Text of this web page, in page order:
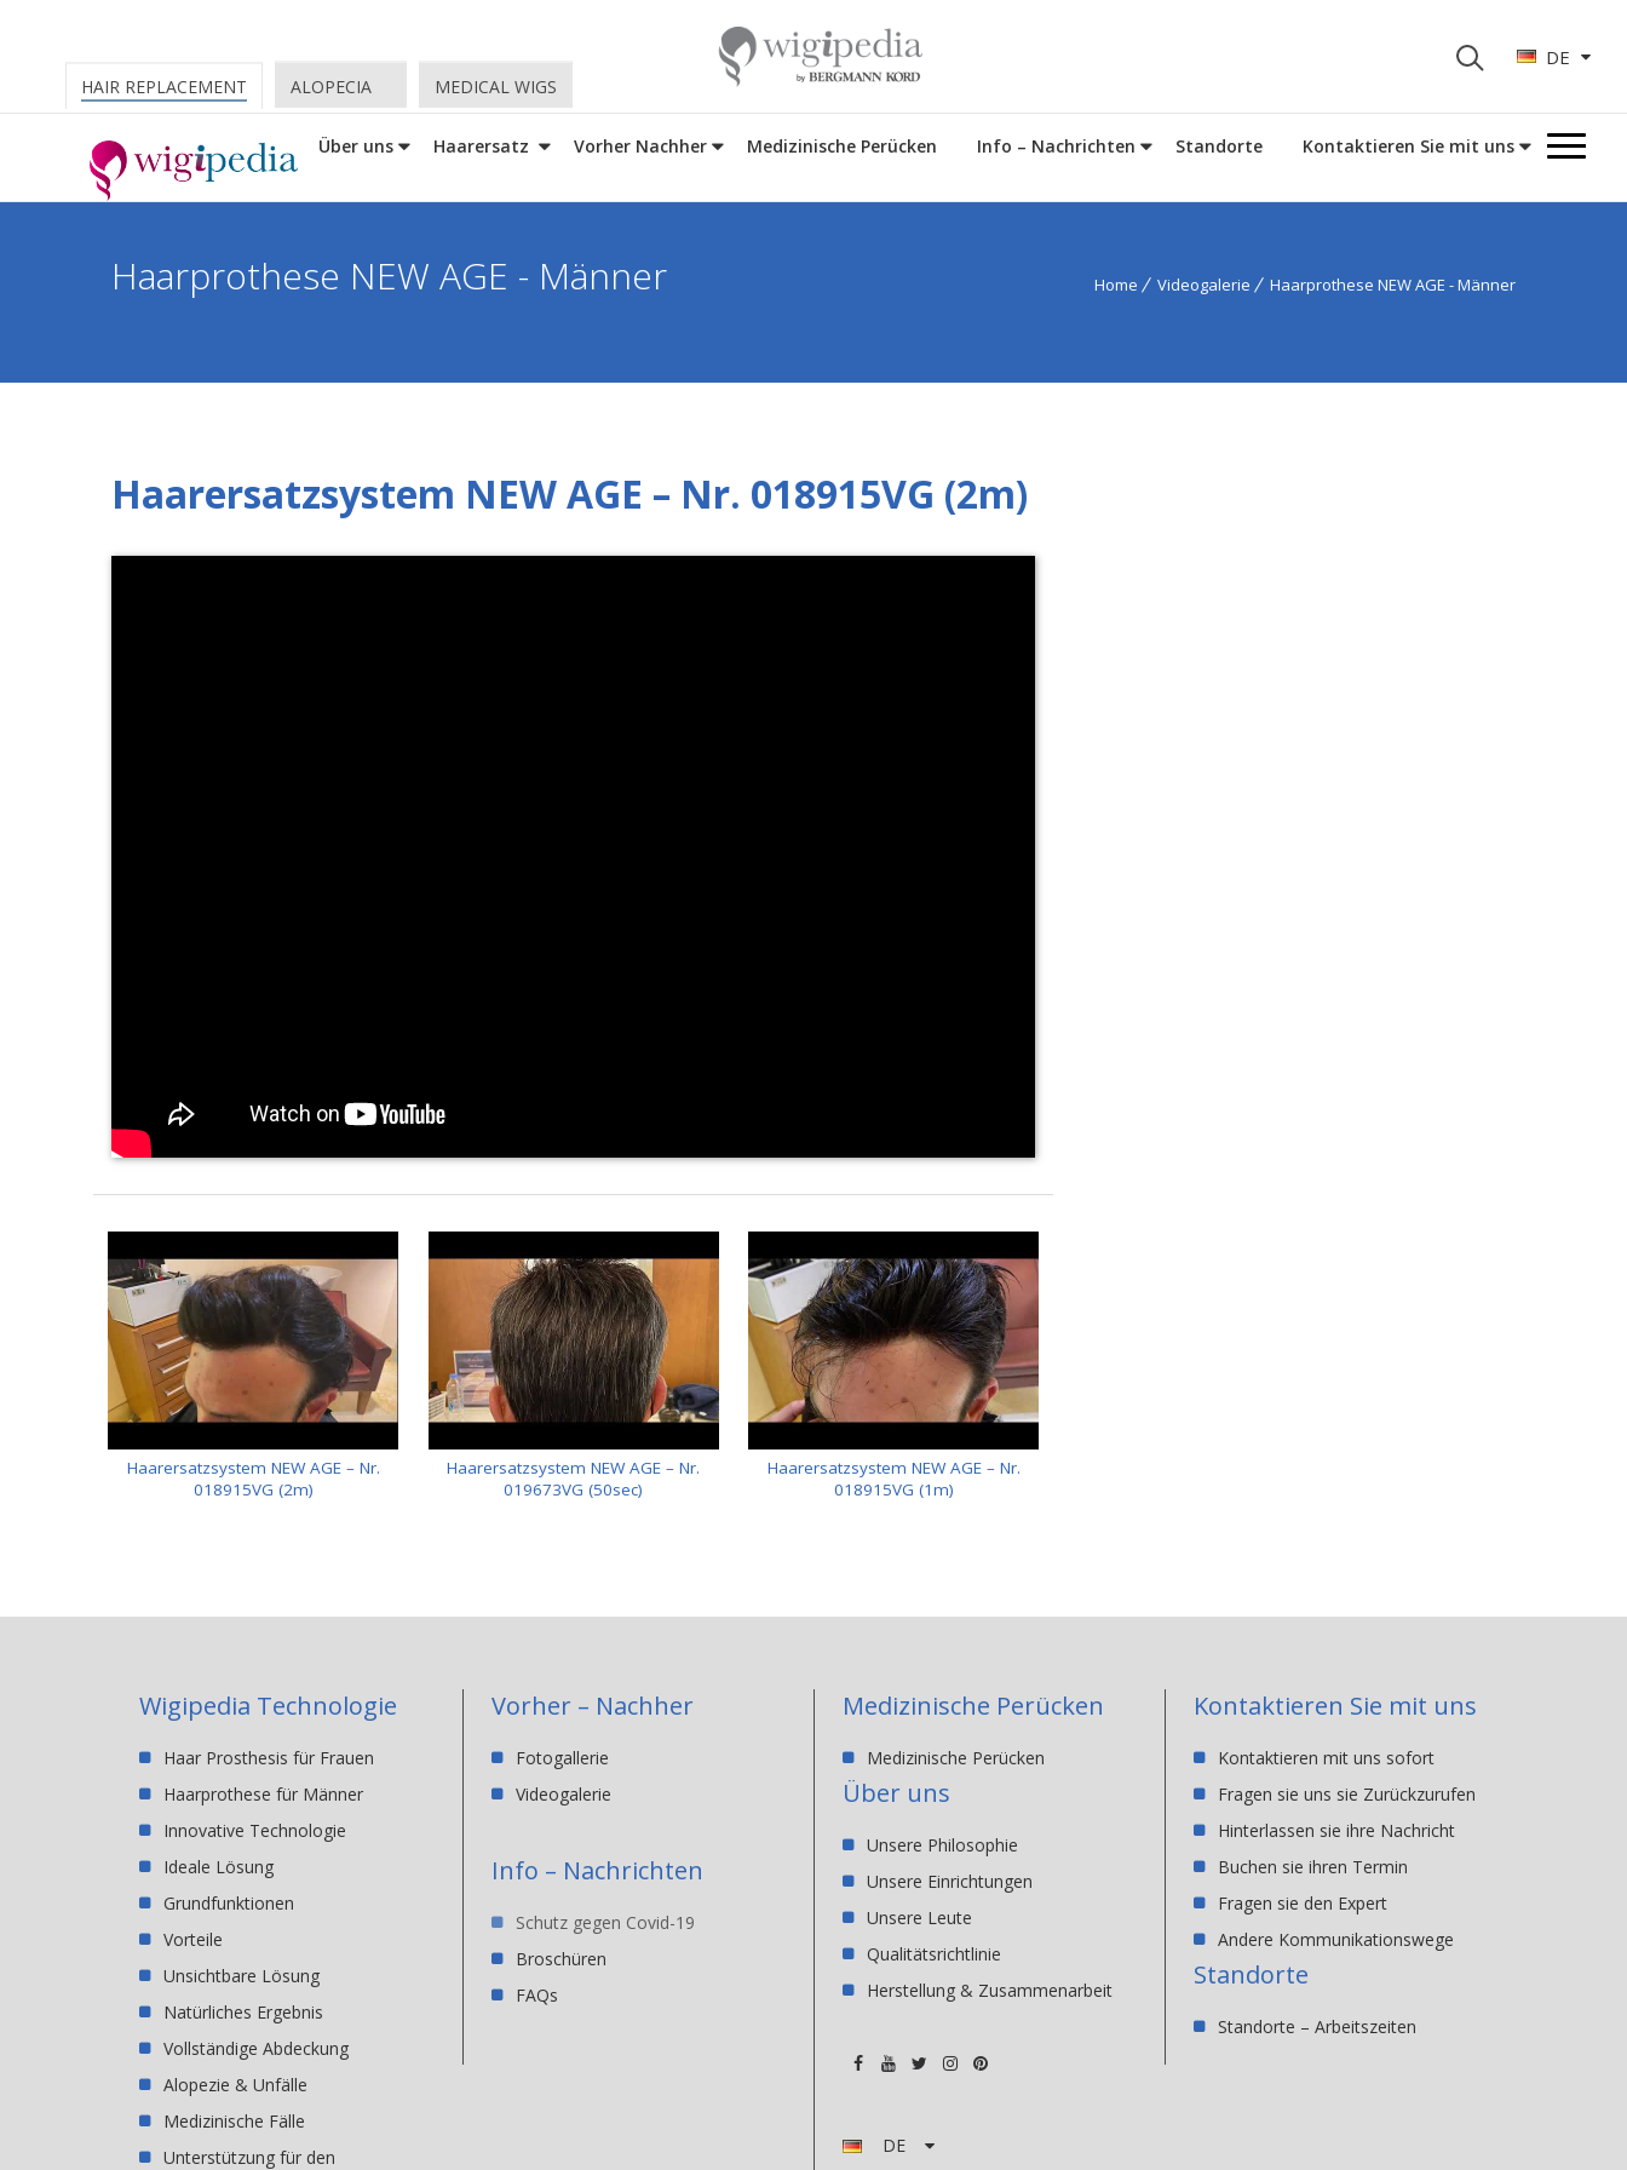
DE
Über uns Haarersatz Vorher Nachher Medizinische Perücken Info – Nachrichten Standorte Kontaktieren Sie mit uns
HAIR REPLACEMENT ALOPECIA MEDICAL WIGS
Haarprothese NEW AGE - Männer Home Videogalerie Haarprothese NEW AGE - Männer
Haarersatzsystem NEW AGE – Nr. 018915VG (2m)
Haarersatzsystem NEW AGE – Nr.
018915VG (2m)
Haarersatzsystem NEW AGE – Nr.
019673VG (50sec)
Haarersatzsystem NEW AGE – Nr.
018915VG (1m)
Wigipedia Technologie
Haar Prosthesis für Frauen
Haarprothese für Männer
Innovative Technologie
Ideale Lösung
Grundfunktionen
Vorteile
Unsichtbare Lösung
Natürliches Ergebnis
Vollständige Abdeckung
Alopezie & Unfälle
Medizinische Fälle
Unterstützung für den
Vorher – Nachher
Fotogallerie
Videogalerie
Info – Nachrichten
Schutz gegen Covid-19
Broschüren
FAQs
Medizinische Perücken
Medizinische Perücken
Über uns
Unsere Philosophie
Unsere Einrichtungen
Unsere Leute
Qualitätsrichtlinie
Herstellung & Zusammenarbeit
DE
Kontaktieren Sie mit uns
Kontaktieren mit uns sofort
Fragen sie uns sie Zurückzurufen
Hinterlassen sie ihre Nachricht
Buchen sie ihren Termin
Fragen sie den Expert
Andere Kommunikationswege
Standorte
Standorte – Arbeitszeiten